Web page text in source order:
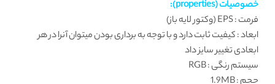
خصوصیات (properties):
فرمت : EPS (وکتور لایه باز)
ابعاد : کیفیت ثابت دارد و با توجه به برداری بودن میتوان آنرا در هر
ابعادی تغییر سایز داد
سیستم رنگی : RGB